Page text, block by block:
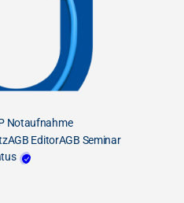
Notaufnahme
AGB EditorAGB Seminar